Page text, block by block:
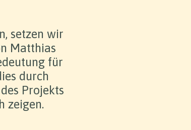
setzen wir
Matthias
für
durch
Projekts
zeigen.